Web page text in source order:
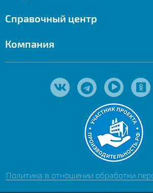
Справочный центр
Компания
Политика в отношении обработки